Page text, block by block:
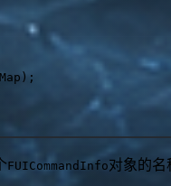
FUICommandInfo对象的名